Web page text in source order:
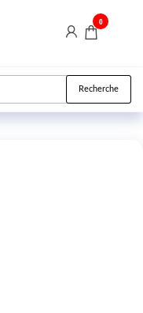
0
Recherche